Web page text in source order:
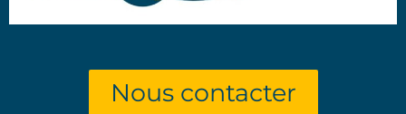
Nous contacter